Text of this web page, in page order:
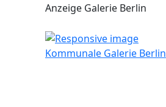
Anzeige Galerie Berlin
Kommunale Galerie Berlin